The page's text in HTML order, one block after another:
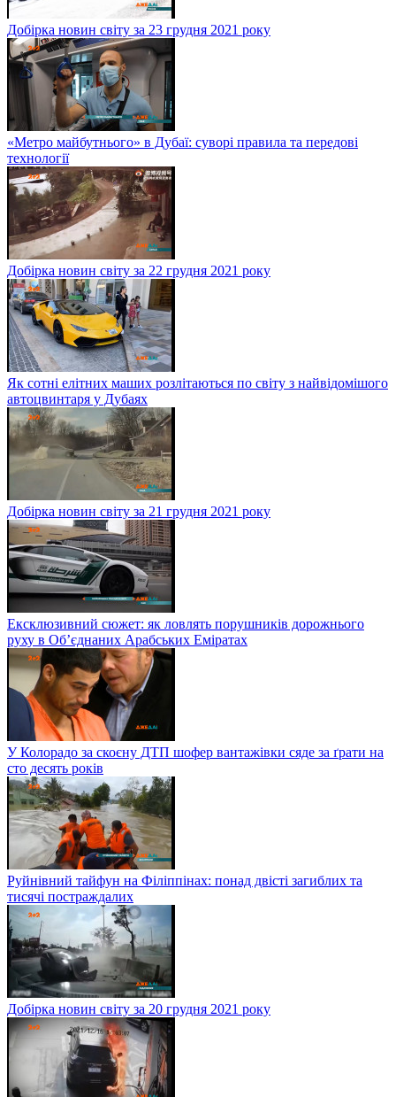
Добірка новин світу за 23 грудня 2021 року
«Метро майбутнього» в Дубаї: суворі правила та передові
технології
Добірка новин світу за 22 грудня 2021 року
Як сотні елітних маших розлітаються по світу з найвідомішого
автоцвинтаря у Дубаях
Добірка новин світу за 21 грудня 2021 року
Ексклюзивний сюжет: як ловлять порушників дорожнього
руху в Об’єднаних Арабських Еміратах
У Колорадо за скоєну ДТП шофер вантажівки сяде за ґрати на
сто десять років
Руйнівний тайфун на Філіппінах: понад двісті загиблих та
тисячі постраждалих
Добірка новин світу за 20 грудня 2021 року